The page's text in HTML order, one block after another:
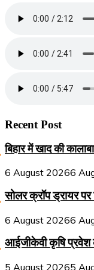
Recent Post
बिहार में खाद की
6 August 20266
सोलर क्रॉप ड्रायर
6 August 20266
आईजीकेवी कृषि प्रवेश
5 August 20265